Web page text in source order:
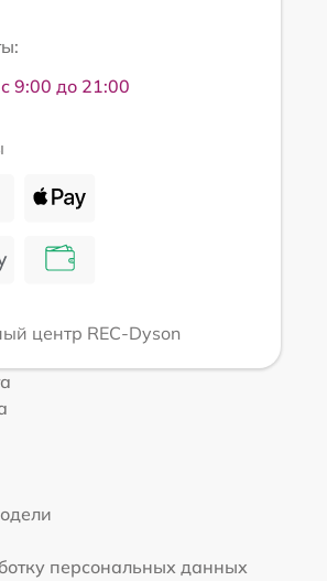
9:00 до 21:00
центр REC-Dyson
персональных данных